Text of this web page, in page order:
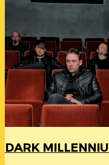
DARK